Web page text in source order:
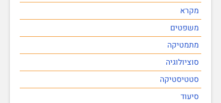
מקרא
משפטים
מתמטיקה
סוציולוגיה
סטטיסטיקה
סיעוד